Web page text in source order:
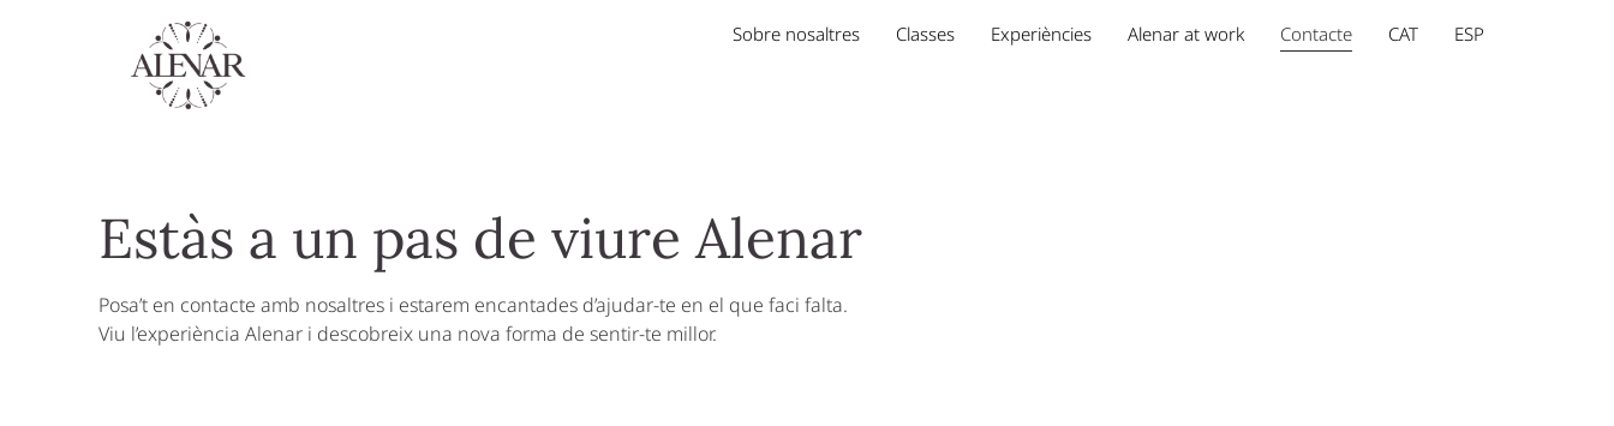
Sobre nosaltres Classes Experiències Alenar at work Contacte CAT ESP
Estàs a un pas de viure Alenar
Posa’t en contacte amb nosaltres i estarem encantades d’ajudar-te en el que faci falta.
Viu l’experiència Alenar i descobreix una nova forma de sentir-te millor.